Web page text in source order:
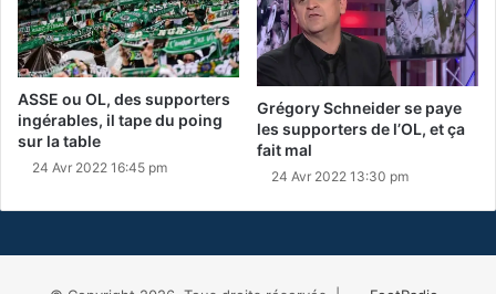
ASSE ou OL, des supporters
ingérables, il tape du poing
sur la table
24 Avr 2022 16:45 pm
Grégory Schneider se paye
les supporters de l’OL, et ça
fait mal
24 Avr 2022 13:30 pm